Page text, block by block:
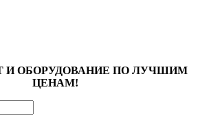
И ОБОРУДОВАНИЕ ПО ЛУЧШИМ
ЦЕНАМ!